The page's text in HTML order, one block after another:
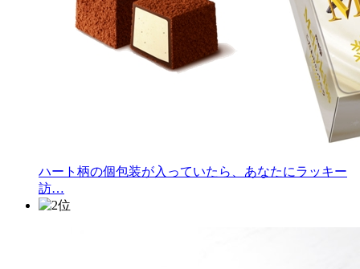
ハート柄の個包装が入っていたら、あなたにラッキー
訪…